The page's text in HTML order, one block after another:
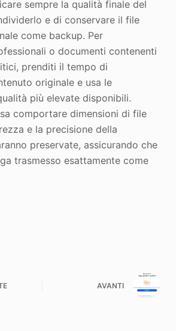
sempre la qualità finale del
e di conservare il file
come backup. Per
o documenti contenenti
prenditi il tempo di
originale e usa le
più elevate disponibili.
comportare dimensioni di file
e la precisione della
preservate, assicurando che
trasmesso esattamente come
AVANTI